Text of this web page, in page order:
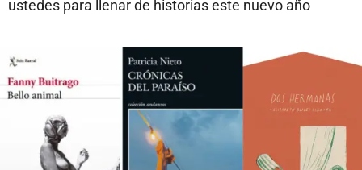
ustedes para llenar de historias este nuevo año